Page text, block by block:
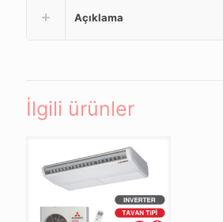
Açıklama
İlgili ürünler